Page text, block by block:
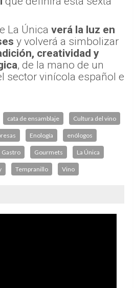
La Única verá la luz en
y volverá a simbolizar
creatividad y
, de la mano de un
sector vinícola español e
cata de ensamblaje Cultura del vino
Enología enólogos
Gastro Gourmets La Única
Tempranillo Vino